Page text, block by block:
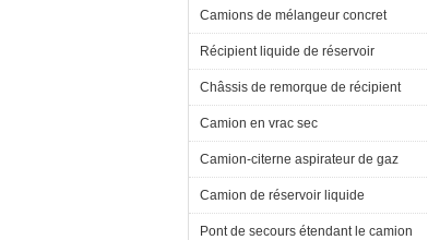
Camions de mélangeur concret
Récipient liquide de réservoir
Châssis de remorque de récipient
Camion en vrac sec
Camion-citerne aspirateur de gaz
Camion de réservoir liquide
Pont de secours étendant le camion